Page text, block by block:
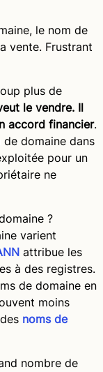
le nom de
vente. Frustrant
plus de
le vendre. Il
accord financier.
de domaine dans
pour un
ne
?
varient
attribue les
à des registres.
de domaine en
moins
noms de
nombre de